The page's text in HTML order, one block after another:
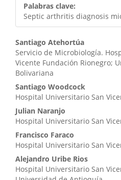
Palabras clave:
Septic arthritis diagnosis
Contenido
principal
del
artículo
Santiago Atehortúa
Servicio de Microbiología.
Vicente Fundación Rionegro;
Bolivariana
Santiago Woodcock
Hospital Universitario San
Julian Naranjo
Hospital Universitario San
Francisco Faraco
Hospital Universitario San
Alejandro Uribe Rios
Hospital Universitario San